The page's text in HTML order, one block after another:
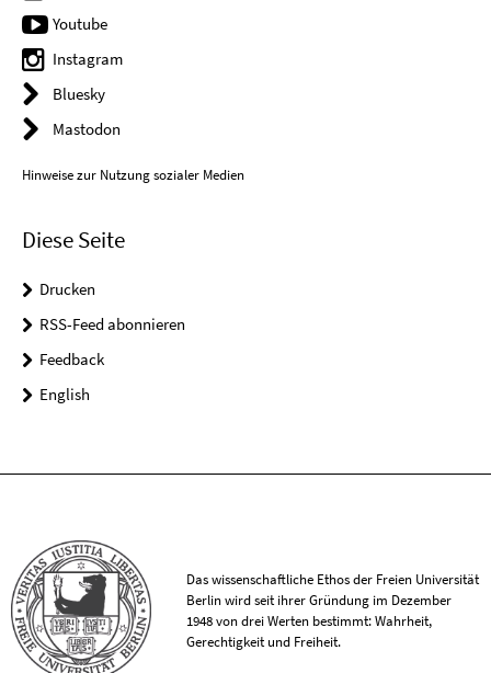
Youtube
Instagram
Bluesky
Mastodon
Hinweise zur Nutzung sozialer Medien
Diese Seite
Drucken
RSS-Feed abonnieren
Feedback
English
Das wissenschaftliche Ethos der Freien Universität
Berlin wird seit ihrer Gründung im Dezember
1948 von drei Werten bestimmt: Wahrheit,
Gerechtigkeit und Freiheit.